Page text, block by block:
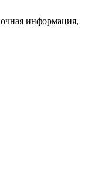
информация,